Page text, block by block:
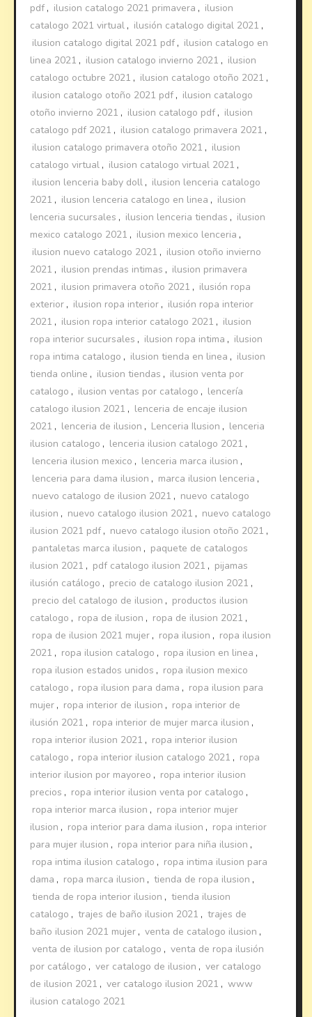
pdf , ilusion catalogo 2021 primavera , ilusion
catalogo 2021 virtual , ilusión catalogo digital 2021 ,
ilusion catalogo digital 2021 pdf , ilusion catalogo en
linea 2021 , ilusion catalogo invierno 2021 , ilusion
catalogo octubre 2021 , ilusion catalogo otoño 2021 ,
ilusion catalogo otoño 2021 pdf , ilusion catalogo
otoño invierno 2021 , ilusion catalogo pdf , ilusion
catalogo pdf 2021 , ilusion catalogo primavera 2021 ,
ilusion catalogo primavera otoño 2021 , ilusion
catalogo virtual , ilusion catalogo virtual 2021 ,
ilusion lenceria baby doll , ilusion lenceria catalogo
2021 , ilusion lenceria catalogo en linea , ilusion
lenceria sucursales , ilusion lenceria tiendas , ilusion
mexico catalogo 2021 , ilusion mexico lenceria ,
ilusion nuevo catalogo 2021 , ilusion otoño invierno
2021 , ilusion prendas intimas , ilusion primavera
2021 , ilusion primavera otoño 2021 , ilusión ropa
exterior , ilusion ropa interior , ilusión ropa interior
2021 , ilusion ropa interior catalogo 2021 , ilusion
ropa interior sucursales , ilusion ropa intima , ilusion
ropa intima catalogo , ilusion tienda en linea , ilusion
tienda online , ilusion tiendas , ilusion venta por
catalogo , ilusion ventas por catalogo , lencería
catalogo ilusion 2021 , lenceria de encaje ilusion
2021 , lenceria de ilusion , Lenceria Ilusion , lenceria
ilusion catalogo , lenceria ilusion catalogo 2021 ,
lenceria ilusion mexico , lenceria marca ilusion ,
lenceria para dama ilusion , marca ilusion lenceria ,
nuevo catalogo de ilusion 2021 , nuevo catalogo
ilusion , nuevo catalogo ilusion 2021 , nuevo catalogo
ilusion 2021 pdf , nuevo catalogo ilusion otoño 2021 ,
pantaletas marca ilusion , paquete de catalogos
ilusion 2021 , pdf catalogo ilusion 2021 , pijamas
ilusión catálogo , precio de catalogo ilusion 2021 ,
precio del catalogo de ilusion , productos ilusion
catalogo , ropa de ilusion , ropa de ilusion 2021 ,
ropa de ilusion 2021 mujer , ropa ilusion , ropa ilusion
2021 , ropa ilusion catalogo , ropa ilusion en linea ,
ropa ilusion estados unidos , ropa ilusion mexico
catalogo , ropa ilusion para dama , ropa ilusion para
mujer , ropa interior de ilusion , ropa interior de
ilusión 2021 , ropa interior de mujer marca ilusion ,
ropa interior ilusion 2021 , ropa interior ilusion
catalogo , ropa interior ilusion catalogo 2021 , ropa
interior ilusion por mayoreo , ropa interior ilusion
precios , ropa interior ilusion venta por catalogo ,
ropa interior marca ilusion , ropa interior mujer
ilusion , ropa interior para dama ilusion , ropa interior
para mujer ilusion , ropa interior para niña ilusion ,
ropa intima ilusion catalogo , ropa intima ilusion para
dama , ropa marca ilusion , tienda de ropa ilusion ,
tienda de ropa interior ilusion , tienda ilusion
catalogo , trajes de baño ilusion 2021 , trajes de
baño ilusion 2021 mujer , venta de catalogo ilusion ,
venta de ilusion por catalogo , venta de ropa ilusión
por catálogo , ver catalogo de ilusion , ver catalogo
de ilusion 2021 , ver catalogo ilusion 2021 , www
ilusion catalogo 2021